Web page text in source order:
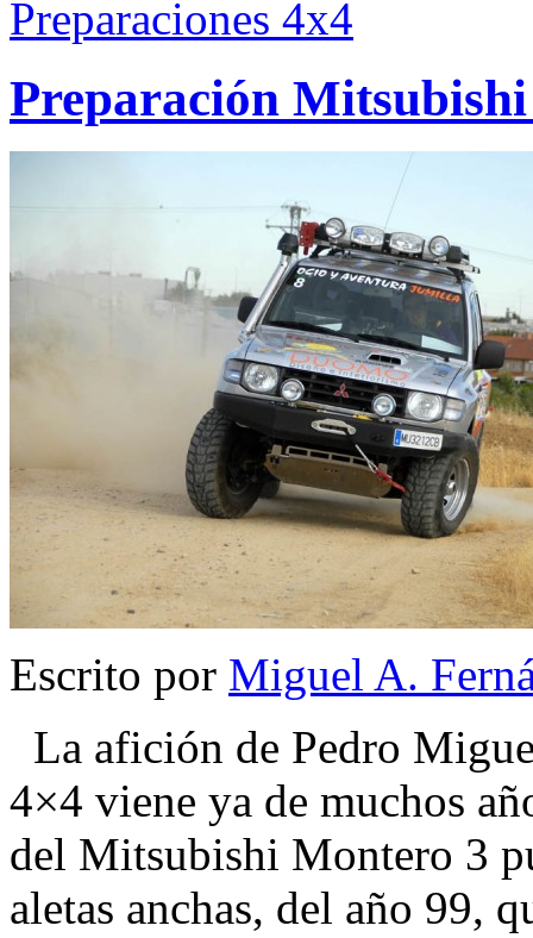
Preparaciones 4x4
Preparación
Escrito por Miguel A.
La afición de Pedro
4×4 viene ya de muchos
del Mitsubishi Montero 3
aletas anchas, del año 99,